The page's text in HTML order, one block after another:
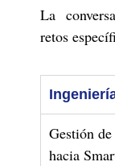
La
retos
Gestión
hacia